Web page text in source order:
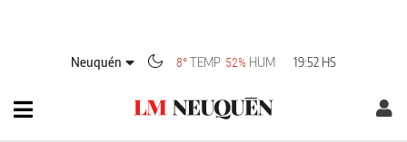
Neuquén 8° TEMP 52% HUM 19:52 HS